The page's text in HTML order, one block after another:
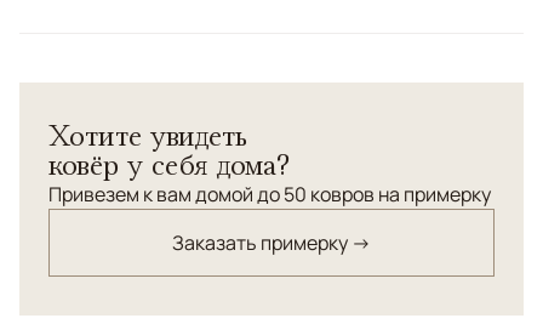
Хотите увидеть
ковёр у себя дома?
Привезем к вам домой до 50 ковров на примерку
Заказать примерку →